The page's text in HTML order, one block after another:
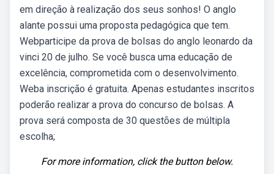
em direção à realização dos seus sonhos! O anglo
alante possui uma proposta pedagógica que tem.
Webparticipe da prova de bolsas do anglo leonardo da
vinci 20 de julho. Se você busca uma educação de
excelência, comprometida com o desenvolvimento.
Weba inscrição é gratuita. Apenas estudantes inscritos
poderão realizar a prova do concurso de bolsas. A
prova será composta de 30 questões de múltipla
escolha;
For more information, click the button below.